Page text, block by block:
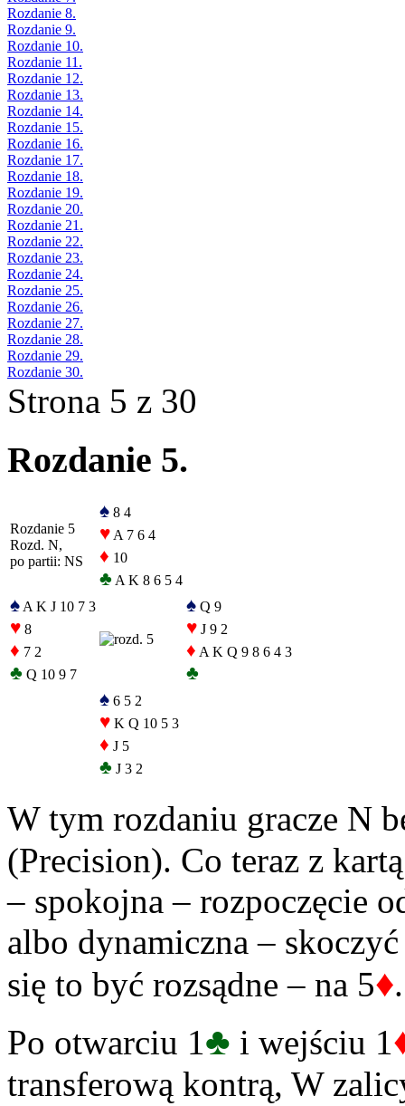
Rozdanie 8.
Rozdanie 9.
Rozdanie 10.
Rozdanie 11.
Rozdanie 12.
Rozdanie 13.
Rozdanie 14.
Rozdanie 15.
Rozdanie 16.
Rozdanie 17.
Rozdanie 18.
Rozdanie 19.
Rozdanie 20.
Rozdanie 21.
Rozdanie 22.
Rozdanie 23.
Rozdanie 24.
Rozdanie 25.
Rozdanie 26.
Rozdanie 27.
Rozdanie 28.
Rozdanie 29.
Rozdanie 30.
Strona 5 z 30
Rozdanie 5.
Rozdanie 5
Rozd. N,
po partii: NS
♠ 8 4
♥ A 7 6 4
♦ 10
♣ A K 8 6 5 4
♠ A K J 10 7 3
♥ 8
♦ 7 2
♣ Q 10 9 7
♠ Q 9
♥ J 9 2
♦ A K Q 9 8 6 4 3
♣
♠ 6 5 2
♥ K Q 10 5 3
♦ J 5
♣ J 3 2
W tym rozdaniu gracze N
(Precision). Co teraz z
– spokojna – rozpoczęcie
albo dynamiczna –
się to być rozsądne – na 5♦.
Po otwarciu 1♣ i wejściu 1
transferową kontrą, W